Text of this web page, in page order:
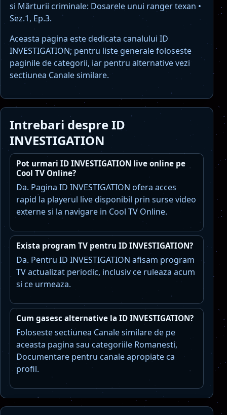
si Mărturii criminale: Dosarele unui ranger texan •
Sez.1, Ep.3.
Aceasta pagina este dedicata canalului ID
INVESTIGATION; pentru liste generale foloseste
paginile de categorii, iar pentru alternative vezi
sectiunea Canale similare.
Intrebari despre ID
INVESTIGATION
Pot urmari ID INVESTIGATION live online pe
Cool TV Online?
Da. Pagina ID INVESTIGATION ofera acces
rapid la playerul live disponibil prin surse video
externe si la navigare in Cool TV Online.
Exista program TV pentru ID INVESTIGATION?
Da. Pentru ID INVESTIGATION afisam program
TV actualizat periodic, inclusiv ce ruleaza acum
si ce urmeaza.
Cum gasesc alternative la ID INVESTIGATION?
Foloseste sectiunea Canale similare de pe
aceasta pagina sau categoriile Romanesti,
Documentare pentru canale apropiate ca
profil.